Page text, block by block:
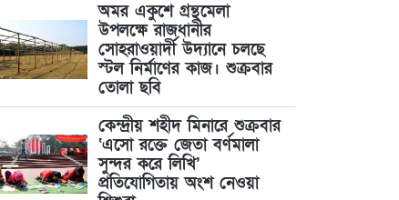
অমর একুশে গ্রন্থমেলা
উপলক্ষে রাজধানীর
সোহরাওয়ার্দী উদ্যানে চলছে
স্টল নির্মাণের কাজ। শুক্রবার
তোলা ছবি
কেন্দ্রীয় শহীদ মিনারে শুক্রবার
‘এসো রক্তে জেতা বর্ণমালা
সুন্দর করে লিখি’
প্রতিযোগিতায় অংশ নেওয়া